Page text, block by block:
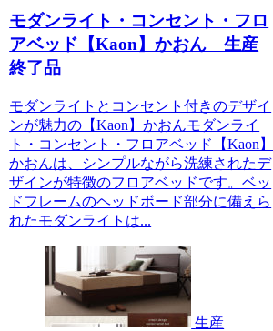
モダンライト・コンセント・フロ
アベッド【Kaon】かおん 生産
終了品
モダンライトとコンセント付きのデザイ
ンが魅力の【Kaon】かおんモダンライ
ト・コンセント・フロアベッド【Kaon】
かおんは、シンプルながら洗練されたデ
ザインが特徴のフロアベッドです。ベッ
ドフレームのヘッドボード部分に備えら
れたモダンライトは...
生産